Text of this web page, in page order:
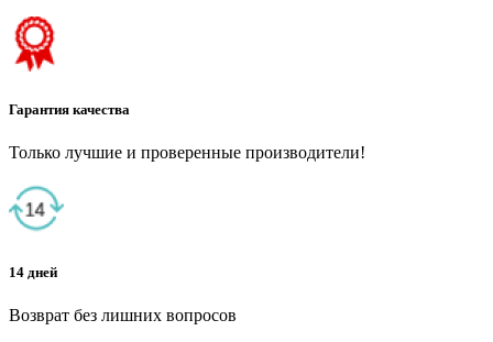
Гарантия качества
Только лучшие и проверенные производители!
14 дней
Возврат без лишних вопросов